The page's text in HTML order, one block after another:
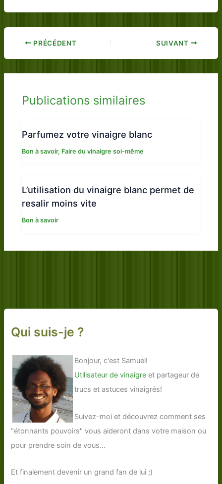
PRÉCÉDENT SUIVANT
Publications similaires
Parfumez votre vinaigre blanc
Bon à savoir, Faire du vinaigre soi-même
L’utilisation du vinaigre blanc permet de
resalir moins vite
Bon à savoir
Qui suis-je ?
Bonjour, c'est Samuel!
Utilisateur de vinaigre et partageur de
trucs et astuces vinaigrés!
Suivez-moi et découvrez comment ses
"étonnants pouvoirs" vous aideront dans votre maison ou
pour prendre soin de vous...
Et finalement devenir un grand fan de lui ;)